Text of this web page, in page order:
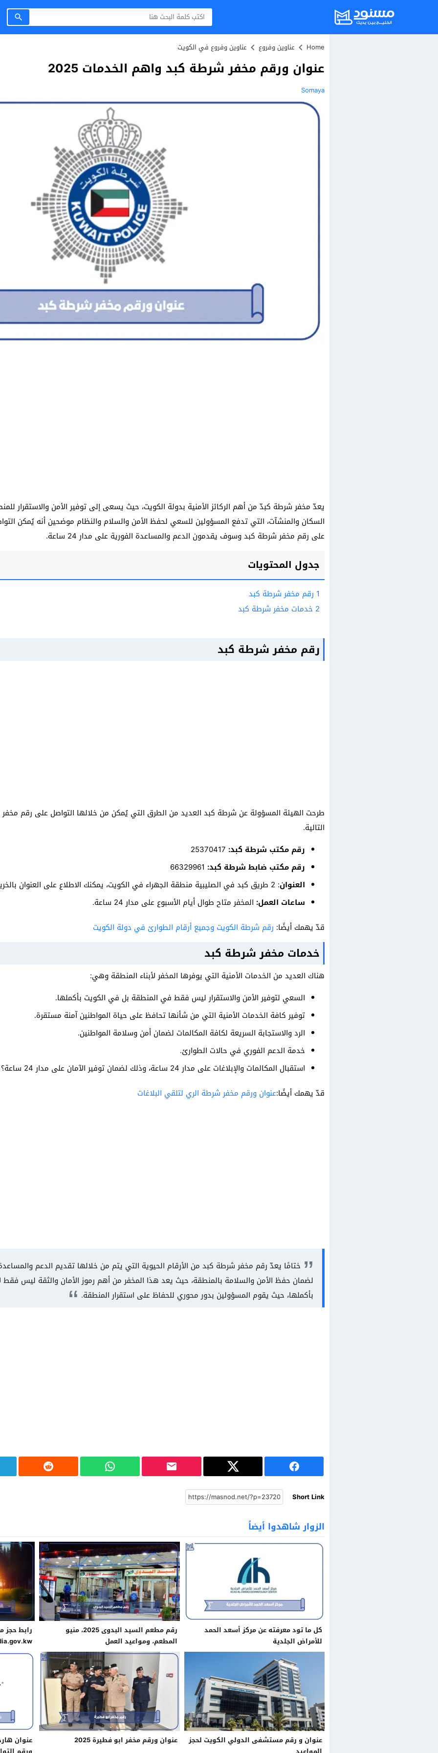
Home عناوين وفروع عناوين وفروع في الكويت
عنوان ورقم مخفر شرطة كبد​ واهم الخدمات 2025
Somaya
يعدّ مخفر شرطة كبدّ من أهم الركائز الأمنية بدولة الكويت، حيث يسعى إلى توفير الأمن والاستقرار
السكان والمنشآت، التي تدفع المسؤولين للسعي لحفظ الأمن والسلام والنظام موضحين أنه يُمكن
على رقم مخفر شرطة كبد​ وسوف يقدمون الدعم والمساعدة الفورية على مدار 24 ساعة.
جدول المحتويات
1 رقم مخفر شرطة كبد​
2 خدمات مخفر شرطة كبد
رقم مخفر شرطة كبد​
طرحت الهيئة المسؤولة عن شرطة كبد العديد من الطرق التي يُمكن من خلالها التواصل على رقم
التالية.
رقم مكتب شرطة كبد:
رقم مكتب ضابط شرطة كبد:
العنوان: 2 طريق كبد في الصليبية منطقة الجهراء في الكويت، يمكنك الاطلاع على العنوان بالخريطة عبر
ساعات العمل: المخفر متاح طوال أيام الأسبوع على مدار 24 ساعة.
قدّ يهمك أيضًا: رقم شرطة الكويت وجميع أرقام الطوارئ في دولة الكويت
خدمات مخفر شرطة كبد
هناك العديد من الخدمات الأمنية التي يوفرها المخفر لأبناء المنطقة وهي:
السعي لتوفير الأمن والاستقرار ليس فقط في المنطقة بل في الكويت بأكملها.
توفير كافة الخدمات الأمنية التي من شأنها تحافظ على حياة المواطنين آمنة مستقرة.
الرد والاستجابة السريعة لكافة المكالمات لضمان أمن وسلامة المواطنين.
خدمة الدعم الفوري في حالات الطوارئ.
استقبال المكالمات والإبلاغات على مدار 24 ساعة، وذلك لضمان توفير الآمان على مدار 24 ساعة؟
قدّ يهمك أيضًا:عنوان ورقم مخفر شرطة الري​ لتلقي البلاغات
ختامًا يعدّ رقم مخفر شرطة كبد​ من الأرقام الحيوية التي يتم من خلالها تقديم الدعم
لضمان حفظ الأمن والسلامة بالمنطقة، حيث يعد هذا المخفر من أهم رموز الأمان والثقة ليس فقط
بأكملها، حيث يقوم المسؤولين بدور محوري للحفاظ على استقرار المنطقة.
Short Link
الزوار شاهدوا أيضاً
كل ما تود معرفته عن مركز أسعد الحمد
للأمراض الجلدية
رقم مطعم السيد البدوى 2025، منيو
المطعم، ومواعيد العمل
رابط حجز
عنوان و رقم مستشفى الدولي الكويت لحجز
عنوان ورقم مخفر ابو فطيرة​ 2025